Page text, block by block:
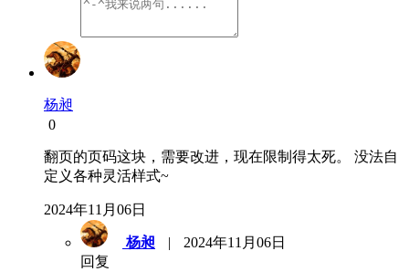
杨昶
0
翻页的页码这块，需要改进，现在限制得太死。 没法自
定义各种灵活样式~
2024年11月06日
杨昶 |
2024年11月06日
回复